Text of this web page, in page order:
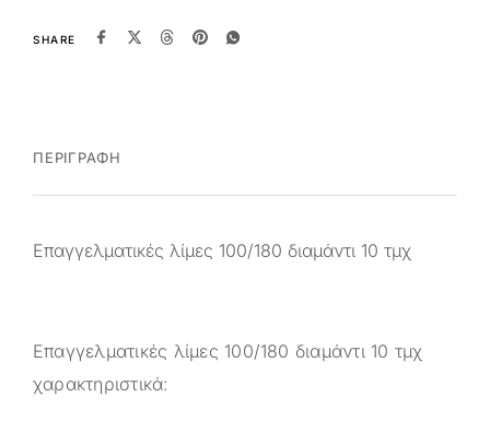
SHARE
ΠΕΡΙΓΡΑΦΉ
Επαγγελματικές λίμες 100/180 διαμάντι 10 τμχ
Επαγγελματικές λίμες 100/180 διαμάντι 10 τμχ
χαρακτηριστικά: